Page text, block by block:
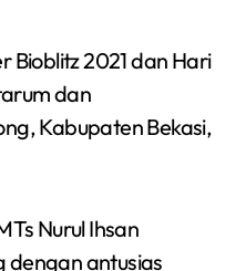
Bioblitz 2021 dan Hari
dan
Kabupaten Bekasi,
Nurul Ihsan
dengan antusias